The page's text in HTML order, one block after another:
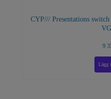
CYP/// Presentations
9